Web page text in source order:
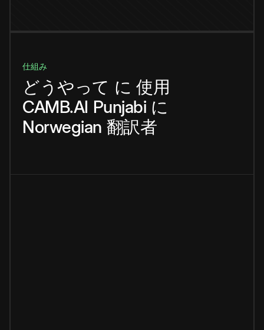
仕組み
どうやって に 使用
CAMB.AI Punjabi に
Norwegian 翻訳者